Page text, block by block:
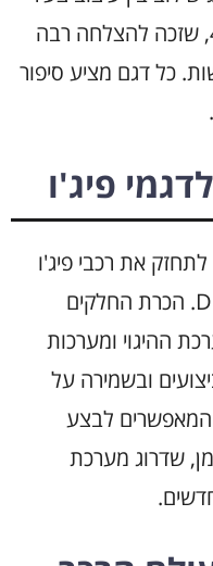
לביצועים מצוינים, ואת פיג'ו 405, שזכה להצלחה רבה
כל דגם מציע סיפור
פיג'ו
את רכבי פיג'ו
יכולים להיעזר במגוון טכניקות DIY. הכרת החלקים
ההיגוי ומערכות
ובשמירה על
המאפשרים לבצע
שדרוג מערכת